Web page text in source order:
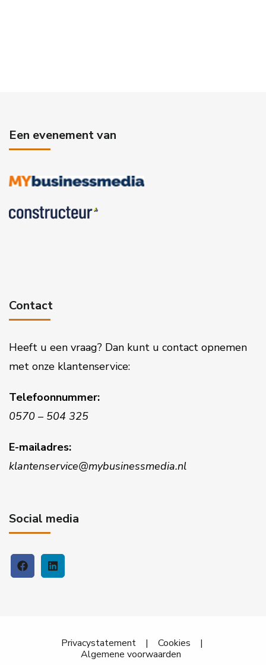
Een evenement van
Contact
Heeft u een vraag? Dan kunt u contact opnemen
met onze klantenservice:
Telefoonnummer:
0570 – 504 325
E-mailadres:
klantenservice@mybusinessmedia.nl
Social media
Privacystatement| Cookies |
Algemene voorwaarden